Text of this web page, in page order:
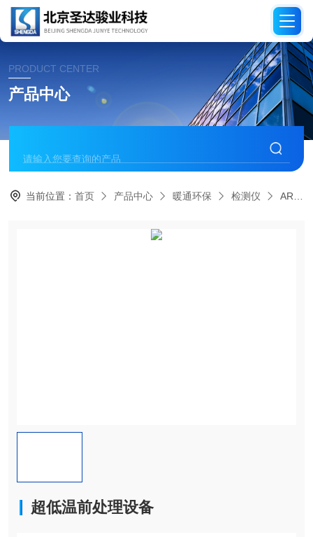
PRODUCT CENTER
产品中心
当前位置：首页 产品中心 暖通环保 检测仪 AR2200-VP 型超低温前处理设备
超低温前处理设备